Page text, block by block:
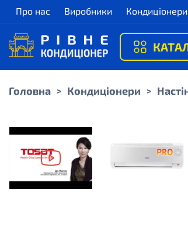
Про нас Виробники
Головна > Кондиціонери >